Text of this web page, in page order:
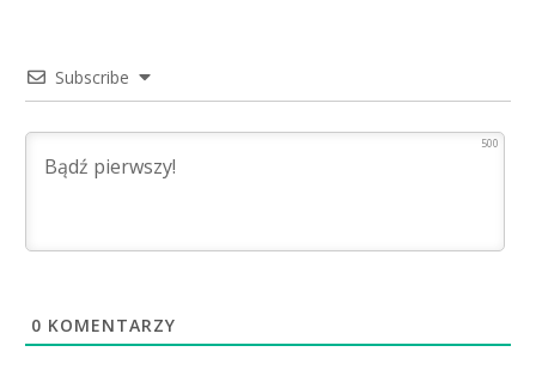
Subscribe
500
0 KOMENTARZY